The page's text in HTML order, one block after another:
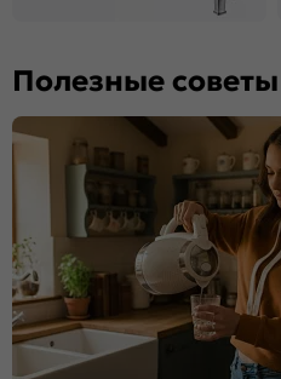
Полезные советы